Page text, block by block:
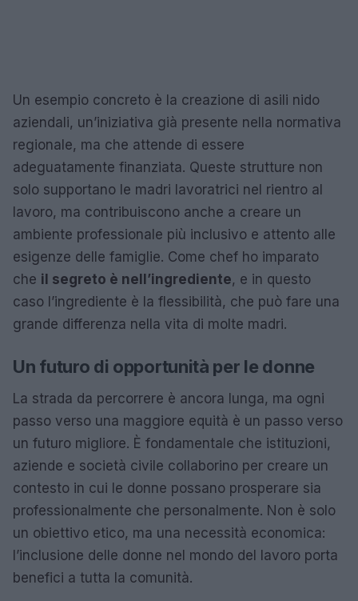
Un esempio concreto è la creazione di asili nido
aziendali, un’iniziativa già presente nella normativa
regionale, ma che attende di essere
adeguatamente finanziata. Queste strutture non
solo supportano le madri lavoratrici nel rientro al
lavoro, ma contribuiscono anche a creare un
ambiente professionale più inclusivo e attento alle
esigenze delle famiglie. Come chef ho imparato
che il segreto è nell’ingrediente, e in questo
caso l’ingrediente è la flessibilità, che può fare una
grande differenza nella vita di molte madri.
Un futuro di opportunità per le donne
La strada da percorrere è ancora lunga, ma ogni
passo verso una maggiore equità è un passo verso
un futuro migliore. È fondamentale che istituzioni,
aziende e società civile collaborino per creare un
contesto in cui le donne possano prosperare sia
professionalmente che personalmente. Non è solo
un obiettivo etico, ma una necessità economica:
l’inclusione delle donne nel mondo del lavoro porta
benefici a tutta la comunità.